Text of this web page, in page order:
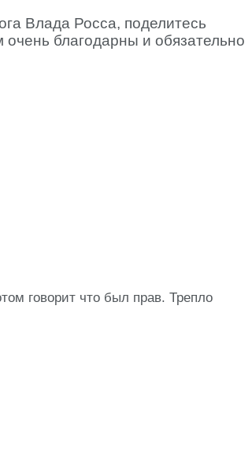
Влада Росса, поделитесь
благодарны и обязательно
говорит что был прав. Трепло